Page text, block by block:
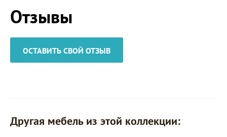
Отзывы
ОСТАВИТЬ СВОЙ ОТЗЫВ
Другая мебель из этой коллекции: